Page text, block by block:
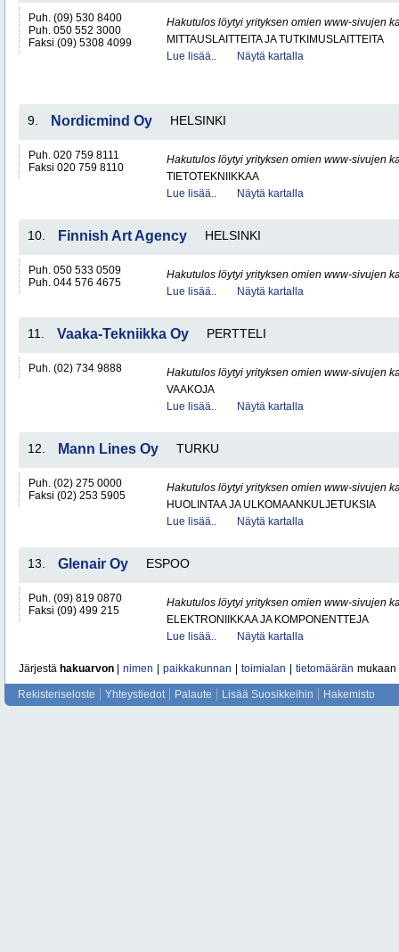
Puh. (09) 530 8400
Puh. 050 552 3000
Faksi (09) 5308 4099
Hakutulos löytyi yrityksen omien www-sivujen
MITTAUSLAITTEITA JA TUTKIMUSLAITTEITA
Lue lisää..
Näytä kartalla
9. Nordicmind Oy HELSINKI
Puh. 020 759 8111
Faksi 020 759 8110
Hakutulos löytyi yrityksen omien www-sivujen
TIETOTEKNIIKKAA
Lue lisää..
Näytä kartalla
10. Finnish Art Agency HELSINKI
Puh. 050 533 0509
Puh. 044 576 4675
Hakutulos löytyi yrityksen omien www-sivujen
Lue lisää..
Näytä kartalla
11. Vaaka-Tekniikka Oy PERTTELI
Puh. (02) 734 9888
Hakutulos löytyi yrityksen omien www-sivujen
VAAKOJA
Lue lisää..
Näytä kartalla
12. Mann Lines Oy TURKU
Puh. (02) 275 0000
Faksi (02) 253 5905
Hakutulos löytyi yrityksen omien www-sivujen
HUOLINTAA JA ULKOMAANKULJETUKSIA
Lue lisää..
Näytä kartalla
13. Glenair Oy ESPOO
Puh. (09) 819 0870
Faksi (09) 499 215
Hakutulos löytyi yrityksen omien www-sivujen
ELEKTRONIIKKAA JA KOMPONENTTEJA
Lue lisää..
Näytä kartalla
Järjestä hakuarvon nimen paikkakunnan toimialan tietomäärän mukaan
Rekisteriseloste Yhteystiedot Palaute Lisää Suosikkeihin Hakemisto